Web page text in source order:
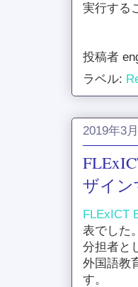
実行する
投稿者
ラベル:
2019年3
ザイン
FLExICT
表でした。
分担者と
外国語教
す。